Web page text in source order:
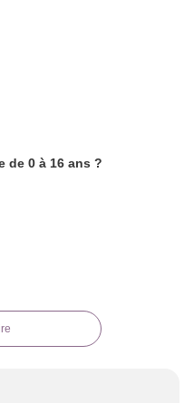
de 0 à 16 ans ?